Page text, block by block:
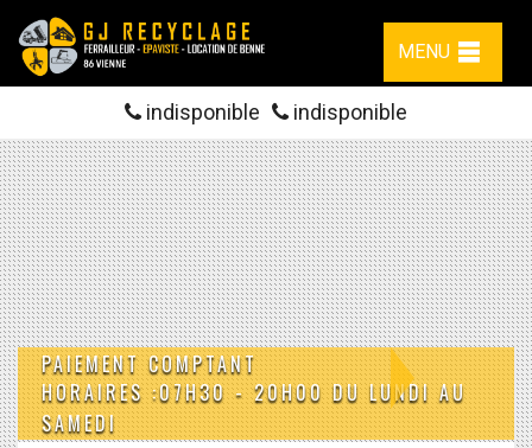
MENU
indisponible indisponible
PAIEMENT COMPTANT
HORAIRES :07H30 - 20H00 DU LUNDI AU
SAMEDI